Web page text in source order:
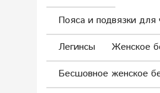
Пояса и подвязки для
Легинсы
Женское
Бесшовное женское